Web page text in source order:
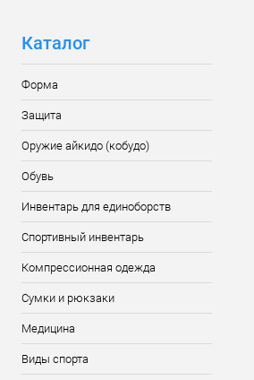
Каталог
Форма
Защита
Оружие айкидо (кобудо)
Обувь
Инвентарь для единоборств
Спортивный инвентарь
Компрессионная одежда
Сумки и рюкзаки
Медицина
Виды спорта